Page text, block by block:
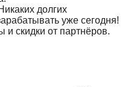
долгих
уже сегодня!
и скидки от партнёров.